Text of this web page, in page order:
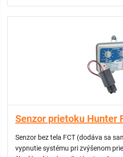
youtube: Hunter Wireless Valve
FCC a CE schválené
Senzor prietoku Hunter
Senzor bez tela FCT (dodáva sa
vypnutie systému pri zvýšenom